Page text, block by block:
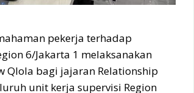
pekerja terhadap
6/Jakarta 1 melaksanakan
Qlola bagi jajaran Relationship
unit kerja supervisi Region